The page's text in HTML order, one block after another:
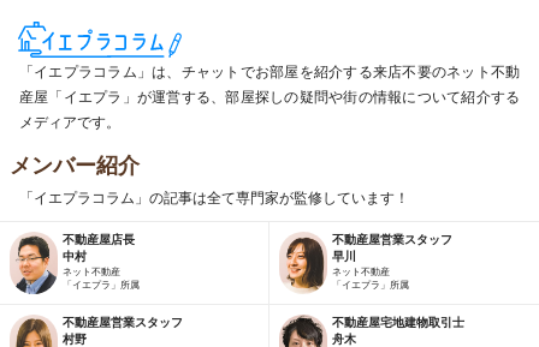
「イエプラコラム」は、チャットでお部屋を紹介する来店不要のネット不動
産屋「イエプラ」が運営する、部屋探しの疑問や街の情報について紹介する
メディアです。
メンバー紹介
「イエプラコラム」の記事は全て専門家が監修しています！
不動産屋店長
中村
ネット不動産
「イエプラ」所属
不動産屋営業スタッフ
早川
ネット不動産
「イエプラ」所属
不動産屋営業スタッフ
村野
不動産屋宅地建物取引士
舟木